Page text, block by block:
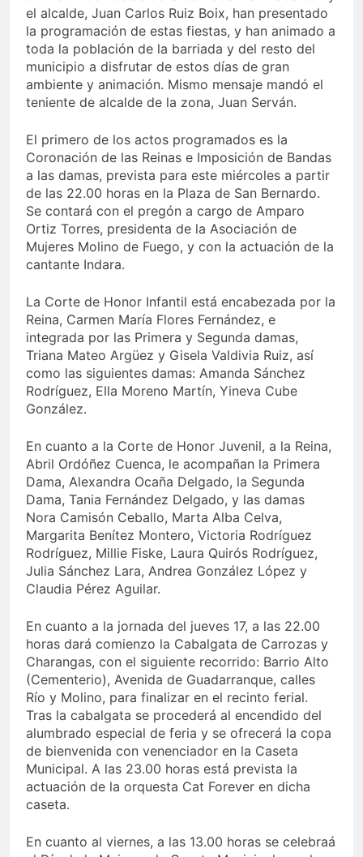
el alcalde, Juan Carlos Ruiz Boix, han presentado
la programación de estas fiestas, y han animado a
toda la población de la barriada y del resto del
municipio a disfrutar de estos días de gran
ambiente y animación. Mismo mensaje mandó el
teniente de alcalde de la zona, Juan Serván.
El primero de los actos programados es la
Coronación de las Reinas e Imposición de Bandas
a las damas, prevista para este miércoles a partir
de las 22.00 horas en la Plaza de San Bernardo.
Se contará con el pregón a cargo de Amparo
Ortiz Torres, presidenta de la Asociación de
Mujeres Molino de Fuego, y con la actuación de la
cantante Indara.
La Corte de Honor Infantil está encabezada por la
Reina, Carmen María Flores Fernández, e
integrada por las Primera y Segunda damas,
Triana Mateo Argüez y Gisela Valdivia Ruiz, así
como las siguientes damas: Amanda Sánchez
Rodríguez, Ella Moreno Martín, Yineva Cube
González.
En cuanto a la Corte de Honor Juvenil, a la Reina,
Abril Ordóñez Cuenca, le acompañan la Primera
Dama, Alexandra Ocaña Delgado, la Segunda
Dama, Tania Fernández Delgado, y las damas
Nora Camisón Ceballo, Marta Alba Celva,
Margarita Benítez Montero, Victoria Rodríguez
Rodríguez, Millie Fiske, Laura Quirós Rodríguez,
Julia Sánchez Lara, Andrea González López y
Claudia Pérez Aguilar.
En cuanto a la jornada del jueves 17, a las 22.00
horas dará comienzo la Cabalgata de Carrozas y
Charangas, con el siguiente recorrido: Barrio Alto
(Cementerio), Avenida de Guadarranque, calles
Río y Molino, para finalizar en el recinto ferial.
Tras la cabalgata se procederá al encendido del
alumbrado especial de feria y se ofrecerá la copa
de bienvenida con venenciador en la Caseta
Municipal. A las 23.00 horas está prevista la
actuación de la orquesta Cat Forever en dicha
caseta.
En cuanto al viernes, a las 13.00 horas se celebraá